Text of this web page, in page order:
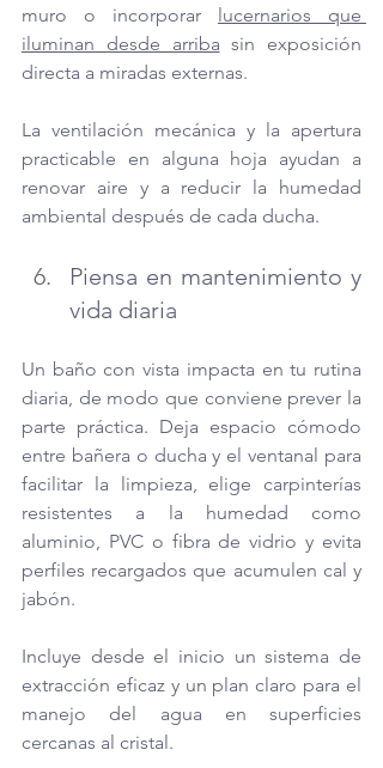
muro o incorporar lucernarios que
iluminan desde arriba sin exposición
directa a miradas externas.
La ventilación mecánica y la apertura
practicable en alguna hoja ayudan a
renovar aire y a reducir la humedad
ambiental después de cada ducha.
Piensa en mantenimiento y
vida diaria
Un baño con vista impacta en tu rutina
diaria, de modo que conviene prever la
parte práctica. Deja espacio cómodo
entre bañera o ducha y el ventanal para
facilitar la limpieza, elige carpinterías
resistentes a la humedad como
aluminio, PVC o fibra de vidrio y evita
perfiles recargados que acumulen cal y
jabón.
Incluye desde el inicio un sistema de
extracción eficaz y un plan claro para el
manejo del agua en superficies
cercanas al cristal.